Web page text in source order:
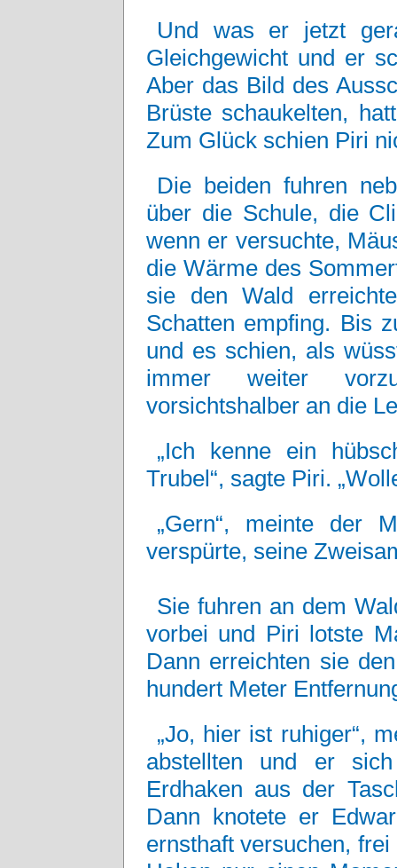
Und was er jetzt
Gleichgewicht und er
Aber das Bild des
Brüste schaukelten,
Zum Glück schien Piri
Die beiden fuhren
über die Schule, die
wenn er versuchte,
die Wärme des
sie den Wald
Schatten empfing. Bis
und es schien, als
immer weiter
vorsichtshalber an die
„Ich kenne ein
Trubel“, sagte Piri.
„Gern“, meinte der
verspürte, seine
Sie fuhren an dem
vorbei und Piri lotste
Dann erreichten sie
hundert Meter
„Jo, hier ist ruhiger“,
abstellten und er
Erdhaken aus der
Dann knotete er
ernsthaft versuchen,